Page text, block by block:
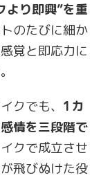
より即興”を重
のたびに細か
覚と即応力に
クでも、 1カ
情を三段階で
クで成立させ
飛びぬけた役